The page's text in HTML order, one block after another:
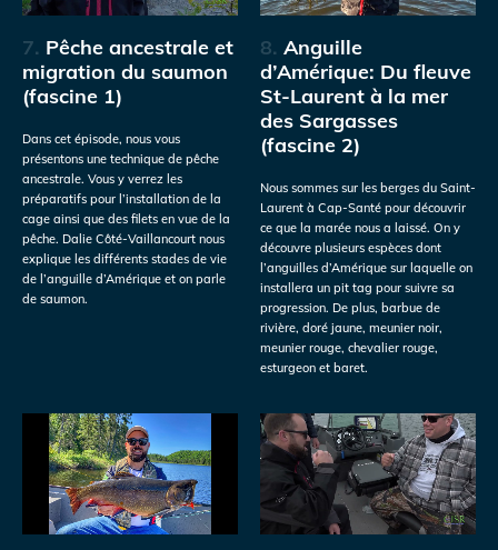
7. Pêche ancestrale et
migration du saumon
(fascine 1)
Dans cet épisode, nous vous
présentons une technique de pêche
ancestrale. Vous y verrez les
préparatifs pour l’installation de la
cage ainsi que des filets en vue de la
pêche. Dalie Côté-Vaillancourt nous
explique les différents stades de vie
de l’anguille d’Amérique et on parle
de saumon.
8. Anguille
d’Amérique: Du fleuve
St-Laurent à la mer
des Sargasses
(fascine 2)
Nous sommes sur les berges du Saint-
Laurent à Cap-Santé pour découvrir
ce que la marée nous a laissé. On y
découvre plusieurs espèces dont
l’anguilles d’Amérique sur laquelle on
installera un pit tag pour suivre sa
progression. De plus, barbue de
rivière, doré jaune, meunier noir,
meunier rouge, chevalier rouge,
esturgeon et baret.